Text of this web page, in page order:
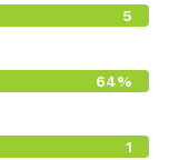
5
64%
1